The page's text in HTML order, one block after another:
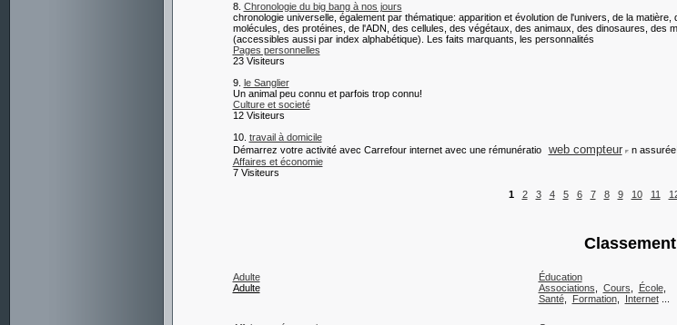
8. Chronologie du big bang à nos jours
chronologie universelle, également par thématique: apparition et évolution de l'univers, de la
molécules, des protéines, de l'ADN, des cellules, des végétaux, des animaux, des dinosaures,
(accessibles aussi par index alphabétique). Les faits marquants, les personnalités
Pages personnelles
23 Visiteurs
9. le Sanglier
Un animal peu connu et parfois trop connu!
Culture et societé
12 Visiteurs
10. travail à domicile
Démarrez votre activité avec Carrefour internet avec une rémunératio
web compteur
n
Affaires et économie
7 Visiteurs
1
2 3 4 5 6 7 8 9 10 11
Adulte
Adulte
Éducation
Associations
Cours École,
Santé, Formation, Internet...